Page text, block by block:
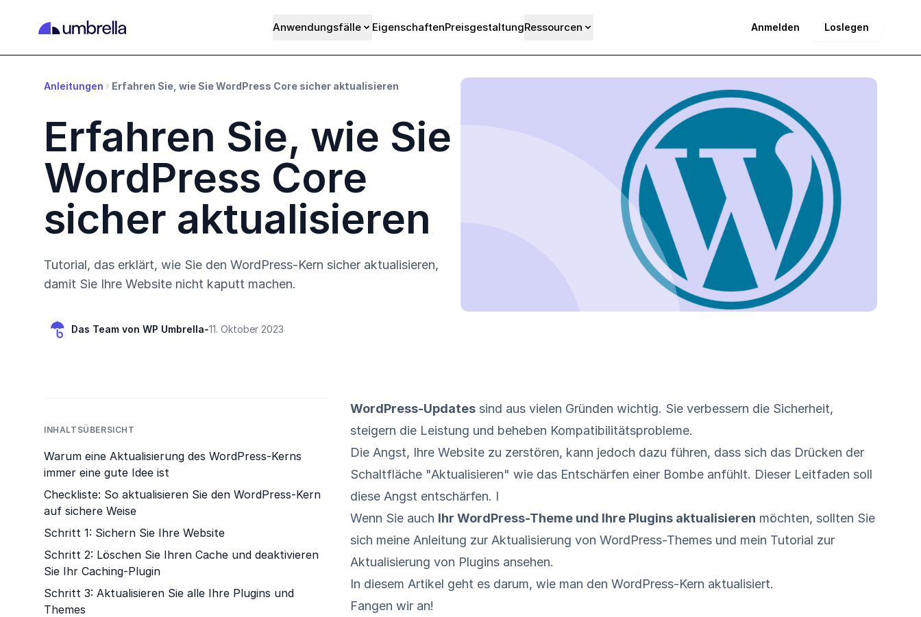
Anwendungsfälle EigenschaftenPreisgestaltungRessourcen Anmelden Loslegen
Anleitungen Erfahren Sie, wie Sie WordPress Core sicher aktualisieren
Erfahren Sie, wie Sie
WordPress Core
sicher aktualisieren
Tutorial, das erklärt, wie Sie den WordPress-Kern sicher aktualisieren,
damit Sie Ihre Website nicht kaputt machen.
Das Team von WP Umbrella-11. Oktober 2023
INHALTSÜBERSICHT
Warum eine Aktualisierung des WordPress-Kerns
immer eine gute Idee ist
Checkliste: So aktualisieren Sie den WordPress-Kern
auf sichere Weise
Schritt 1: Sichern Sie Ihre Website
Schritt 2: Löschen Sie Ihren Cache und deaktivieren
Sie Ihr Caching-Plugin
Schritt 3: Aktualisieren Sie alle Ihre Plugins und
Themes
WordPress-Updates sind aus vielen Gründen wichtig. Sie verbessern die Sicherheit,
steigern die Leistung und beheben Kompatibilitätsprobleme.
Die Angst, Ihre Website zu zerstören, kann jedoch dazu führen, dass sich das Drücken der
Schaltfläche "Aktualisieren" wie das Entschärfen einer Bombe anfühlt. Dieser Leitfaden soll
diese Angst entschärfen. I
Wenn Sie auch Ihr WordPress-Theme und Ihre Plugins aktualisieren möchten, sollten Sie
sich meine Anleitung zur Aktualisierung von WordPress-Themes und mein Tutorial zur
Aktualisierung von Plugins ansehen.
In diesem Artikel geht es darum, wie man den WordPress-Kern aktualisiert.
Fangen wir an!